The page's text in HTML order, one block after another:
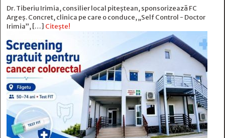
Dr. Tiberiu Irimia, consilier local piteștean, sponsorizează FC
Argeș. Concret, clinica pe care o conduce, „Self Control - Doctor
Irimia”, […] Citește!